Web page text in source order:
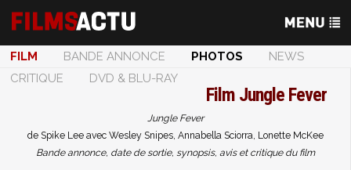
FILM BANDE ANNONCE PHOTOS
NEWS
CRITIQUE
DVD & BLU-RAY
Film Jungle Fever
Jungle Fever
de Spike Lee avec Wesley Snipes, Annabella Sciorra, Lonette McKee
Bande annonce, date de sortie, synopsis, avis et critique du film